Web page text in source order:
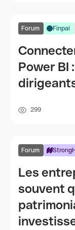
Forum Finpal
Power BI
299
Forum
Les
souvent